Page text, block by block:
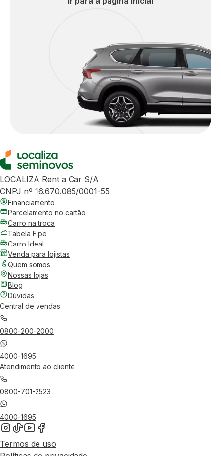
LOCALIZA Rent a Car S/A
CNPJ nº 16.670.085/0001-55
Financiamento
Parcelamento no cartão
Carro na troca
Tabela Fipe
Carro Ideal
Venda para lojistas
Quem somos
Nossas lojas
Blog
Dúvidas
Central de vendas
0800-200-2000
4000-1695
Atendimento ao cliente
0800-701-2523
4000-1695
Termos de uso